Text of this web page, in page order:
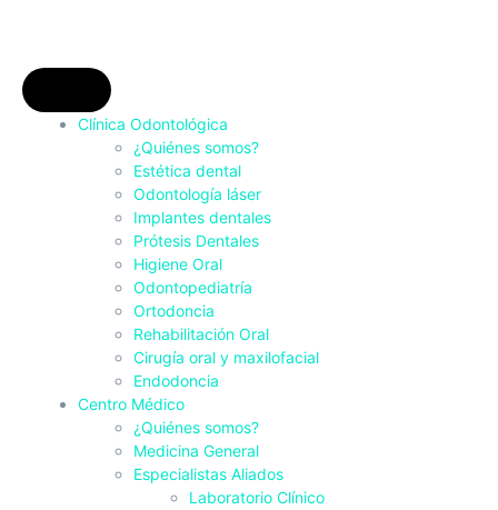
Clínica Odontológica
¿Quiénes somos?
Estética dental
Odontología láser
Implantes dentales
Prótesis Dentales
Higiene Oral
Odontopediatría
Ortodoncia
Rehabilitación Oral
Cirugía oral y maxilofacial
Endodoncia
Centro Médico
¿Quiénes somos?
Medicina General
Especialistas Aliados
Laboratorio Clínico